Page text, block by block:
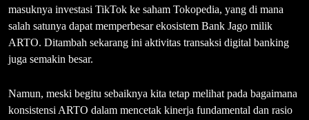
masuknya investasi TikTok ke saham Tokopedia, yang di mana
salah satunya dapat memperbesar ekosistem Bank Jago milik
ARTO. Ditambah sekarang ini aktivitas transaksi digital banking
juga semakin besar.
Namun, meski begitu sebaiknya kita tetap melihat pada bagaimana
konsistensi ARTO dalam mencetak kinerja fundamental dan rasio